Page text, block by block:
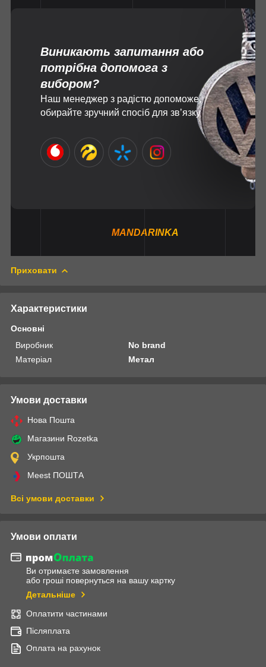
Виникають запитання або
потрібна допомога з
вибором?
Наш менеджер з радістю допоможе,
обирайте зручний спосіб для зв’язку
MANDARINKA
Приховати
Характеристики
Основні
Виробник
No brand
Матеріал
Метал
Умови доставки
Нова Пошта
Магазини Rozetka
Укрпошта
Meest ПОШТА
Всі умови доставки
Умови оплати
Ви отримаєте замовлення
або гроші повернуться на вашу картку
Детальніше
Оплатити частинами
Післяплата
Оплата на рахунок